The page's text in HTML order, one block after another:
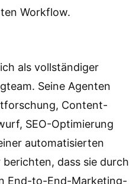
Workflow.
als vollständiger
Seine Agenten
Content-
SEO-Optimierung
automatisierten
dass sie durch
End-to-End-Marketing-